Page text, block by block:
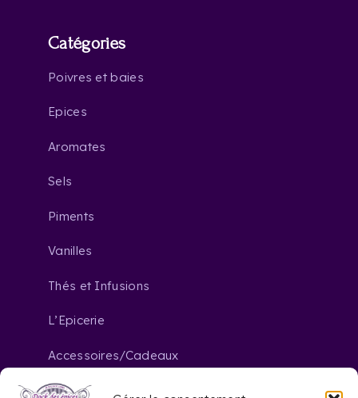
Catégories
Poivres et baies
Epices
Aromates
Sels
Piments
Vanilles
Thés et Infusions
L’Epicerie
Accessoires/Cadeaux